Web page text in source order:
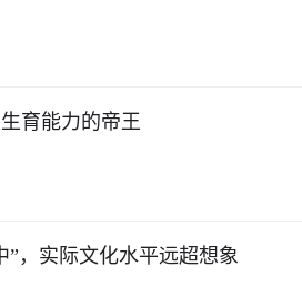
育能力的帝王
，实际文化水平远超想象